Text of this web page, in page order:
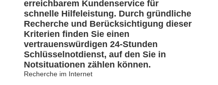
erreichbarem Kundenservice für
schnelle Hilfeleistung. Durch gründliche
Recherche und Berücksichtigung dieser
Kriterien finden Sie einen
vertrauenswürdigen 24-Stunden
Schlüsselnotdienst, auf den Sie in
Notsituationen zählen können.
Recherche im Internet